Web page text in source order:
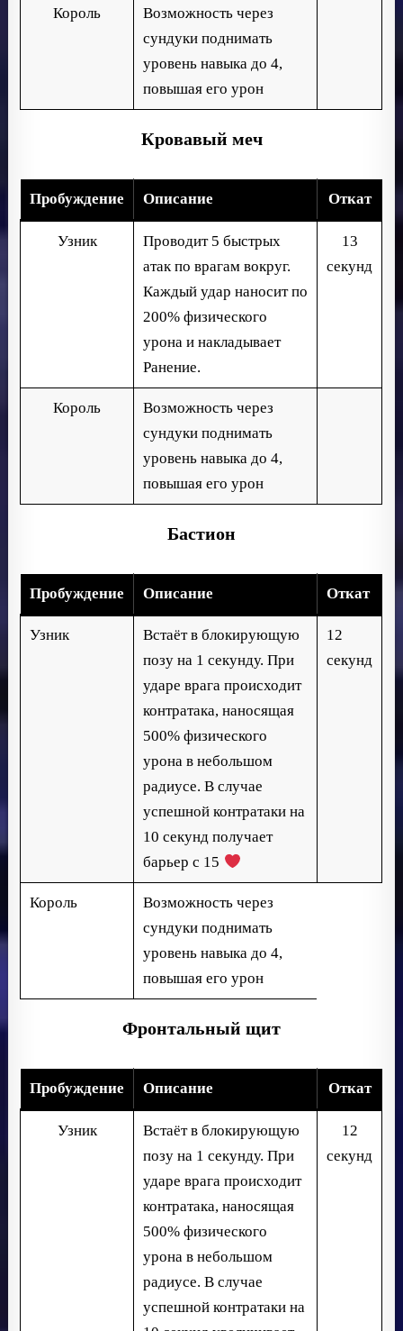
Король
Возможность через
сундуки поднимать
уровень навыка до 4,
повышая его урон
Кровавый меч
Пробуждение Описание Откат
Узник
Проводит 5 быстрых
атак по врагам вокруг.
Каждый удар наносит по
200% физического
урона и накладывает
Ранение.
13
секунд
Король
Возможность через
сундуки поднимать
уровень навыка до 4,
повышая его урон
Бастион
Пробуждение Описание Откат
Узник
Встаёт в блокирующую
позу на 1 секунду. При
ударе врага происходит
контратака, наносящая
500% физического
урона в небольшом
радиусе. В случае
успешной контратаки на
10 секунд получает
барьер с 15
12
секунд
Король
Возможность через
сундуки поднимать
уровень навыка до 4,
повышая его урон
Фронтальный щит
Пробуждение Описание Откат
Узник
Встаёт в блокирующую
позу на 1 секунду. При
ударе врага происходит
контратака, наносящая
500% физического
урона в небольшом
радиусе. В случае
успешной контратаки на
12
секунд